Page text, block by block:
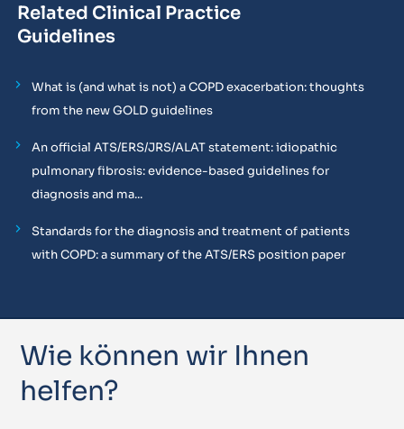
Related Clinical Practice
Guidelines
What is (and what is not) a COPD exacerbation: thoughts
from the new GOLD guidelines
An official ATS/ERS/JRS/ALAT statement: idiopathic
pulmonary fibrosis: evidence-based guidelines for
diagnosis and ma...
Standards for the diagnosis and treatment of patients
with COPD: a summary of the ATS/ERS position paper
Wie können wir Ihnen
helfen?